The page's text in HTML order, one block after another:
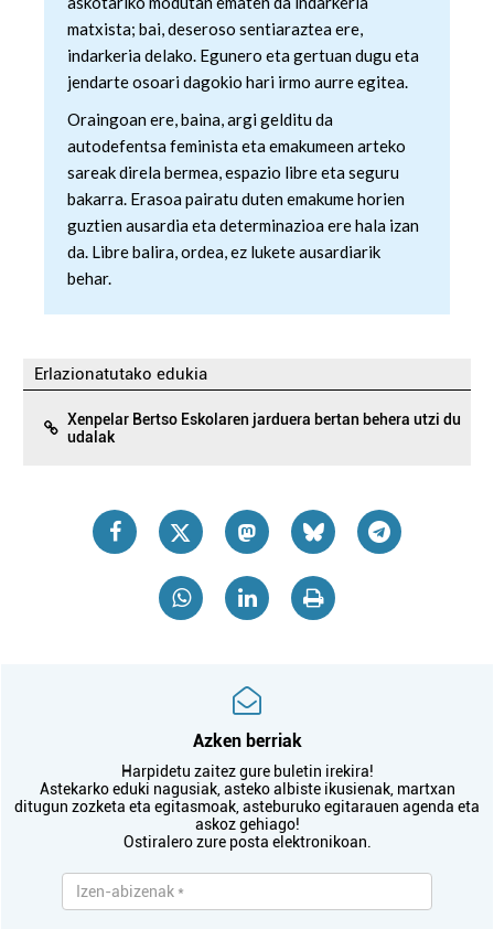
matxista; bai, deseroso sentiaraztea ere,
indarkeria delako. Egunero eta gertuan dugu eta
jendarte osoari dagokio hari irmo aurre egitea.
Oraingoan ere, baina, argi gelditu da
autodefentsa feminista eta emakumeen arteko
sareak direla bermea, espazio libre eta seguru
bakarra. Erasoa pairatu duten emakume horien
guztien ausardia eta determinazioa ere hala izan
da. Libre balira, ordea, ez lukete ausardiarik
behar.
Erlazionatutako edukia
Xenpelar Bertso Eskolaren jarduera bertan behera utzi du
udalak
Azken berriak
Harpidetu zaitez gure buletin irekira!
Astekarko eduki nagusiak, asteko albiste ikusienak, martxan
ditugun zozketa eta egitasmoak, asteburuko egitarauen agenda eta
askoz gehiago!
Ostiralero zure posta elektronikoan.